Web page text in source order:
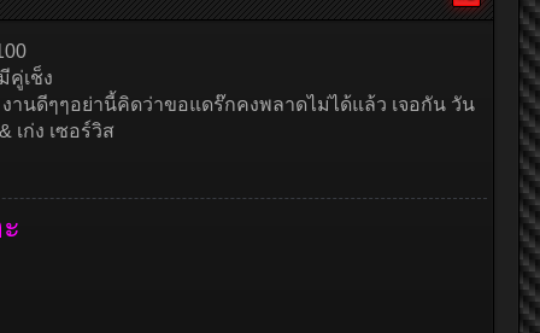
คู่เช็ง
นดีๆๆอย่านี้คิดว่าขอแดร๊กคงพลาดไม่ได้แล้ว เจอกัน วัน
เก่ง เซอร์วิส